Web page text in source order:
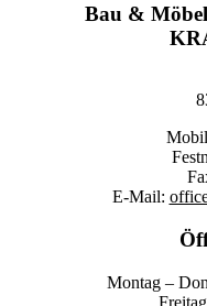
Bau &
E-Mail:
Montag –